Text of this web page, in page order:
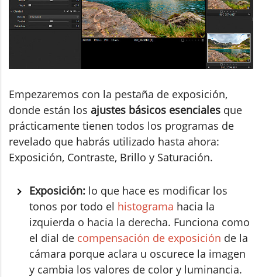
Empezaremos con la pestaña de exposición,
donde están los ajustes básicos esenciales que
prácticamente tienen todos los programas de
revelado que habrás utilizado hasta ahora:
Exposición, Contraste, Brillo y Saturación.
Exposición: lo que hace es modificar los
tonos por todo el histograma hacia la
izquierda o hacia la derecha. Funciona como
el dial de compensación de exposición de la
cámara porque aclara u oscurece la imagen
y cambia los valores de color y luminancia.